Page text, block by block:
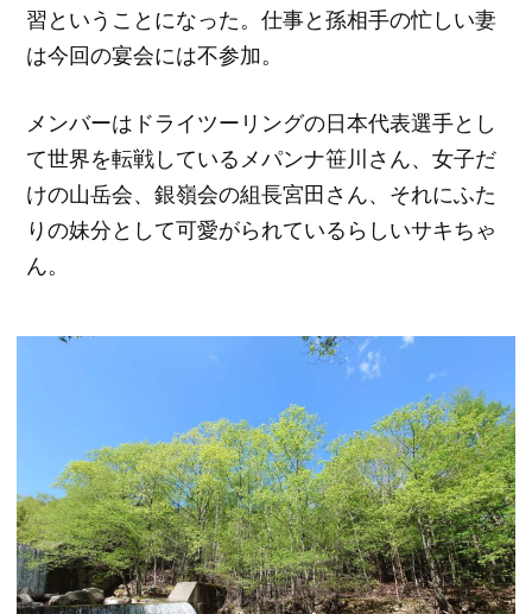
習ということになった。仕事と孫相手の忙しい妻
は今回の宴会には不参加。
メンバーはドライツーリングの日本代表選手とし
て世界を転戦しているメパンナ笹川さん、女子だ
けの山岳会、銀嶺会の組長宮田さん、それにふた
りの妹分として可愛がられているらしいサキちゃ
ん。